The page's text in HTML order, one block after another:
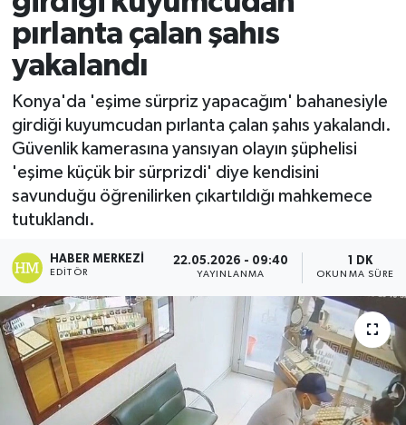
pırlanta çalan şahıs
yakalandı
Konya'da 'eşime sürpriz yapacağım' bahanesiyle
girdiği kuyumcudan pırlanta çalan şahıs yakalandı.
Güvenlik kamerasına yansıyan olayın şüphelisi
'eşime küçük bir sürprizdi' diye kendisini
savunduğu öğrenilirken çıkartıldığı mahkemece
tutuklandı.
HABER MERKEZI
EDITÖR
22.05.2026 - 09:40
YAYINLANMA
1 DK
OKUNMA SÜRESI
Ekonomi
Sağlık
Tokat Haber